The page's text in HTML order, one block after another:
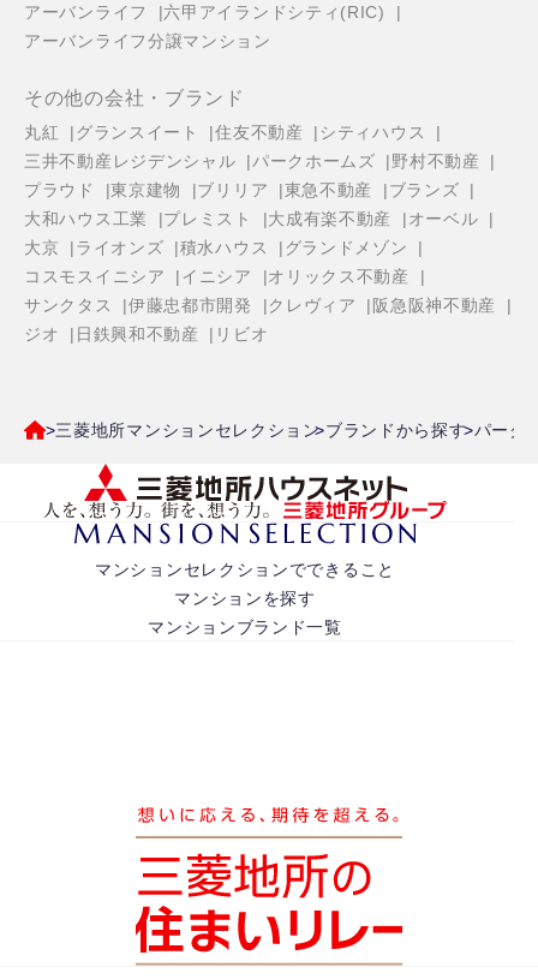
アーバンライフ
六甲アイランドシティ(RIC)
アーバンライフ分譲マンション
その他の会社・ブランド
丸紅 グランスイート 住友不動産
シティハウス
三井不動産レジデンシャル
パークホームズ
野村不動産
プラウド
東京建物 ブリリア 東急不動産
ブランズ
大和ハウス工業
プレミスト 大成有楽不動産
オーベル
大京
ライオンズ 積水ハウス
グランドメゾン
コスモスイニシア
イニシア
オリックス不動産
サンクタス
伊藤忠都市開発 クレヴィア
阪急阪神不動産
ジオ
日鉄興和不動産 リビオ
三菱地所マンションセレクション ブランドから探す パーク
マンションセレクションでできること
マンションを探す
マンションブランド一覧